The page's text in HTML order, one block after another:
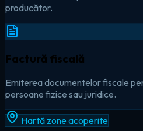
producător.
Factură fiscală
Emiterea documentelor fiscale
persoane fizice sau juridice.
Hartă zone acoperite